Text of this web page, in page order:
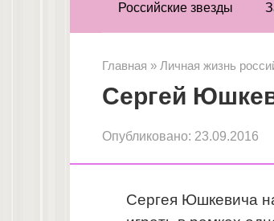
Российские звезды
Главная » Личная жизнь
Сергей
Опубликовано: 23.09.2016
Сергея Юшкевича